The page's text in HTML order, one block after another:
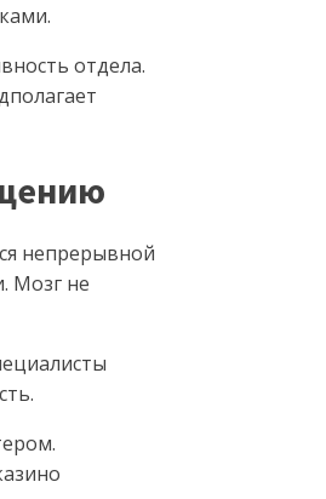
отдела.
непрерывной
Мозг не